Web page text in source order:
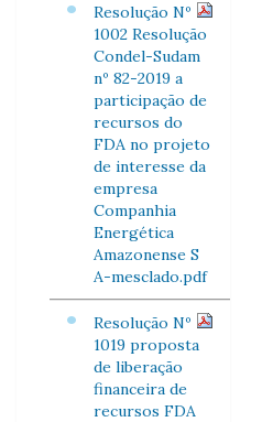
Resolução Nº
1002 Resolução
Condel-Sudam
nº 82-2019 a
participação de
recursos do
FDA no projeto
de interesse da
empresa
Companhia
Energética
Amazonense S
A-mesclado.pdf
Resolução Nº
1019 proposta
de liberação
financeira de
recursos FDA